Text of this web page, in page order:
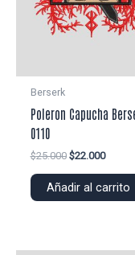
Berserk
Poleron Capucha
0110
$25.000 El
original
$22.000El
actual
Añadir al carrito